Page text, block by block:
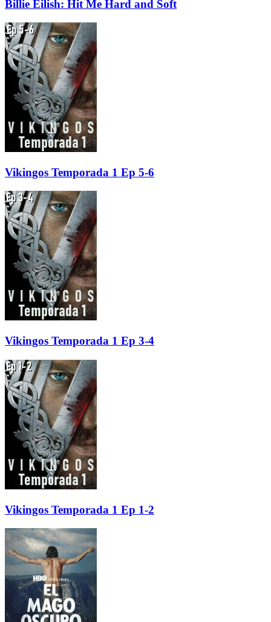
Billie Eilish: Hit Me Hard and Soft
Vikingos Temporada 1 Ep 5-6
Vikingos Temporada 1 Ep 3-4
Vikingos Temporada 1 Ep 1-2